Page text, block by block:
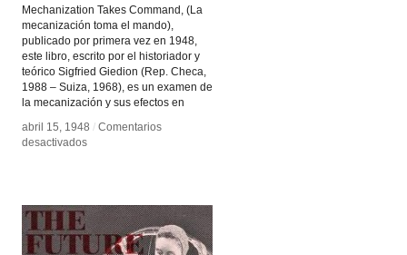
Mechanization Takes Command, (La
mecanización toma el mando),
publicado por primera vez en 1948,
este libro, escrito por el historiador y
teórico Sigfried Giedion (Rep. Checa,
1988 – Suiza, 1968), es un examen de
la mecanización y sus efectos en
abril 15, 1948 / Comentarios
desactivadosen
abril 15, 1948 / Comentarios
desactivadosen